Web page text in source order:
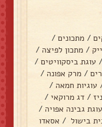
/ מתכונים /
/ מתכון לפיצה /
/ עוגת ביסקוויטים /
/ מרק אפונה /
עוגיות חמאה /
/ דג מרוקאי /
עוגת גבינה אפויה /
בישול / אסאדו